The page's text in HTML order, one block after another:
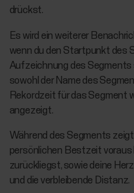
drückst.
Es wird ein weiterer
wenn du den Startpunkt des
Aufzeichnung des
sowohl der Name des
Rekordzeit für das Segment
angezeigt.
Während des Segments
persönlichen Bestzeit voraus
zurückliegst, sowie deine
und die verbleibende Distanz.